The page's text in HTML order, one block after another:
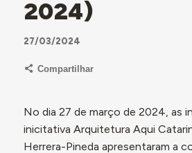
2024)
27/03/2024
Compartilhar
No dia 27 de março de 2024, as
inicitativa Arquitetura Aqui
Herrera-Pineda apresentaram a